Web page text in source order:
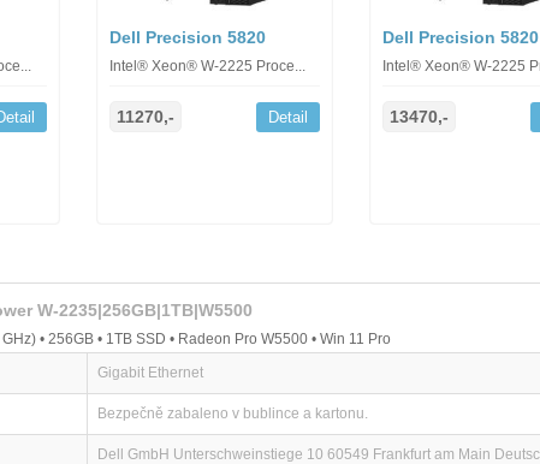
Dell Precision 5820
Intel® Xeon® W-2225 Proce...
11270,- Detail
Dell Precision 5820
Intel® Xeon® W-2225
13470,-
W-2235|256GB|1TB|W5500
• 256GB • 1TB SSD • Radeon Pro W5500 • Win 11 Pro
Gigabit Ethernet
Bezpečně zabaleno v bublince a kartonu.
Dell GmbH Unterschweinstiege 10 60549 Frankfurt am Main